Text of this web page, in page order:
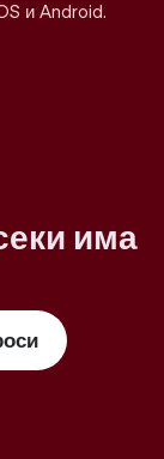
и Android.
има